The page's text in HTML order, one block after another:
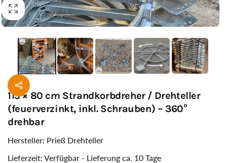
115 × 80 cm Strandkorbdreher / Drehteller
(feuerverzinkt, inkl. Schrauben) – 360°
drehbar
Hersteller: Prieß Drehteller
Lieferzeit: Verfügbar - Lieferung ca. 10 Tage